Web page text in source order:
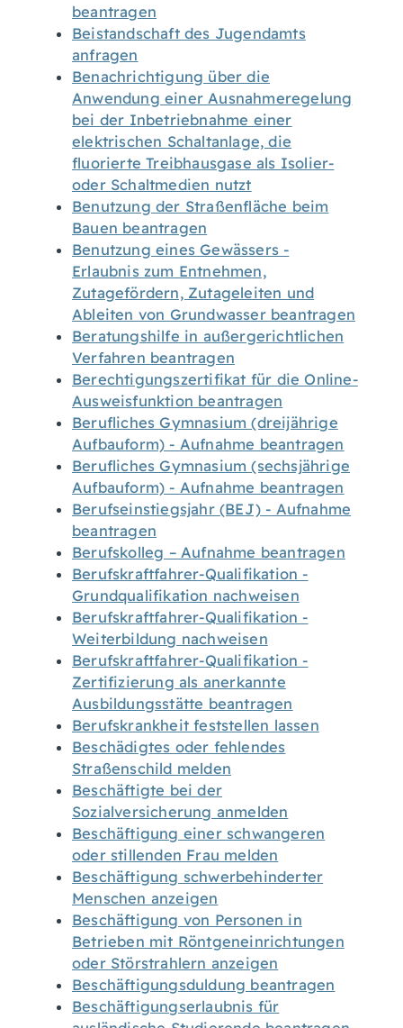
beantragen
Beistandschaft des Jugendamts
anfragen
Benachrichtigung über die
Anwendung einer Ausnahmeregelung
bei der Inbetriebnahme einer
elektrischen Schaltanlage, die
fluorierte Treibhausgase als Isolier-
oder Schaltmedien nutzt
Benutzung der Straßenfläche beim
Bauen beantragen
Benutzung eines Gewässers -
Erlaubnis zum Entnehmen,
Zutagefördern, Zutageleiten und
Ableiten von Grundwasser beantragen
Beratungshilfe in außergerichtlichen
Verfahren beantragen
Berechtigungszertifikat für die Online-
Ausweisfunktion beantragen
Berufliches Gymnasium (dreijährige
Aufbauform) - Aufnahme beantragen
Berufliches Gymnasium (sechsjährige
Aufbauform) - Aufnahme beantragen
Berufseinstiegsjahr (BEJ) - Aufnahme
beantragen
Berufskolleg – Aufnahme beantragen
Berufskraftfahrer-Qualifikation -
Grundqualifikation nachweisen
Berufskraftfahrer-Qualifikation -
Weiterbildung nachweisen
Berufskraftfahrer-Qualifikation -
Zertifizierung als anerkannte
Ausbildungsstätte beantragen
Berufskrankheit feststellen lassen
Beschädigtes oder fehlendes
Straßenschild melden
Beschäftigte bei der
Sozialversicherung anmelden
Beschäftigung einer schwangeren
oder stillenden Frau melden
Beschäftigung schwerbehinderter
Menschen anzeigen
Beschäftigung von Personen in
Betrieben mit Röntgeneinrichtungen
oder Störstrahlern anzeigen
Beschäftigungsduldung beantragen
Beschäftigungserlaubnis für